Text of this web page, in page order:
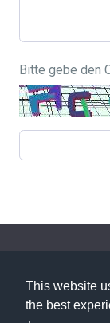
This website
the best
Bitte gebe den
Glossar